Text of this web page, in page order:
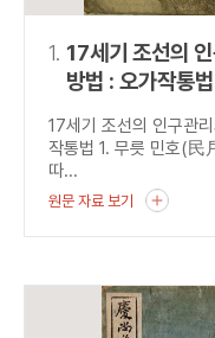
동시에 여
1. 17세기 조선의
방법 : 오가작통법
17세기 조선의 인구관
작통법 1. 무릇 민호(民
따...
원문 자료 보기